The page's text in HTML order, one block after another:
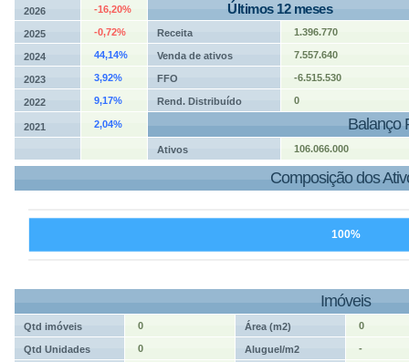
2026 -16,20% Últimos 12 meses
2025 -0,72% Receita 1.396.770
2024 44,14% Venda de ativos 7.557.640
2023 3,92% FFO -6.515.530
2022 9,17% Rend. Distribuído 0
2021 2,04% Balanço
Ativos 106.066.000
Composição dos
100%
Imóveis
Qtd imóveis 0 Área (m2) 0
Qtd Unidades 0 Aluguel/m2 -